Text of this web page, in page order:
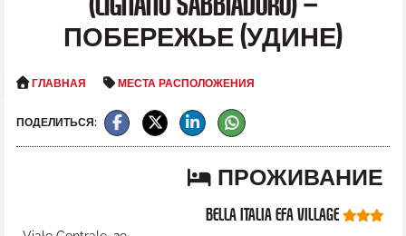
(LIGNANO SABBIADORO) –
ПОБЕРЕЖЬЕ (УДИНЕ)
ГЛАВНАЯ МЕСТА РАСПОЛОЖЕНИЯ
ПОДЕЛИТЬСЯ:
ПРОЖИВАНИЕ
BELLA ITALIA EFA VILLAGE